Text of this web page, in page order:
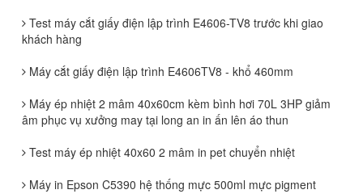
Test máy cắt giấy điện lập trình E4606-TV8 trước khi giao
khách hàng
Máy cắt giấy điện lập trình E4606TV8 - khổ 460mm
Máy ép nhiệt 2 mâm 40x60cm kèm bình hơi 70L 3HP giảm
âm phục vụ xưởng may tại long an in ấn lên áo thun
Test máy ép nhiệt 40x60 2 mâm in pet chuyển nhiệt
Máy in Epson C5390 hệ thống mực 500ml mực pigment